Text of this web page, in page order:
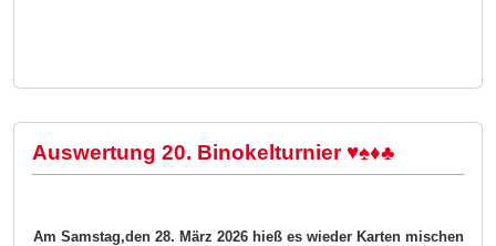
Auswertung 20. Binokelturnier ♥️♠️♦️♣️
Am Samstag,den 28. März 2026 hieß es wieder Karten mischen